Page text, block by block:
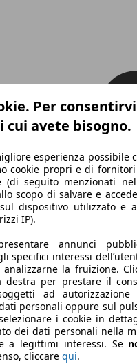
Per
cui avete bisogno.
esperienza possibile
cookie propri e di
(di seguito menzionati
scopo di salvare e
dispositivo utilizzato e
IP).
annunci
specifici interessi
la fruizione.
per prestare il
ad
personali oppure sul
i cookie in
dei dati personali nella
a legittimi interessi. Se
cliccare qui.